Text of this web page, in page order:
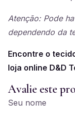
Atenção: Pode
dependendo da
Encontre o
loja online D&D
Avalie este
Seu nome